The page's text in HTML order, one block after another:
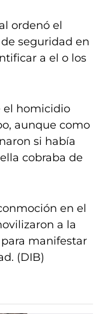
ordenó el
seguridad en
a el o los
el homicidio
aunque como
si había
cobraba de
en el
a la
manifestar
(DIB)